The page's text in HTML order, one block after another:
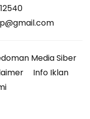
Media Siber
Info Iklan